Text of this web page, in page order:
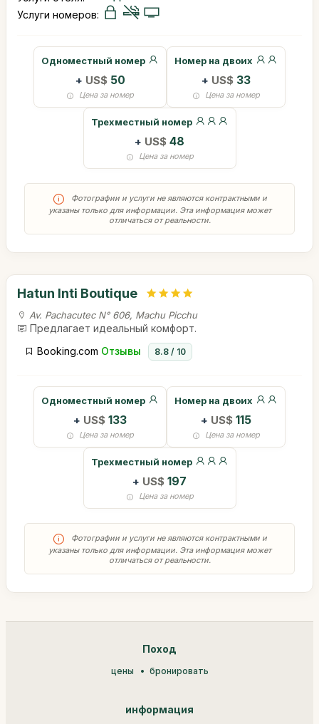
Услуги номеров:
Одноместный номер
+ US$ 50
Цена за номер
Номер на двоих
+ US$ 33
Цена за номер
Трехместный номер
+ US$ 48
Цена за номер
Фотографии и услуги не являются контрактными и
указаны только для информации. Эта информация может
отличаться от реальности.
Hatun Inti Boutique
Av. Pachacutec N° 606, Machu Picchu
Предлагает идеальный комфорт.
Booking.com Отзывы 8.8 / 10
Одноместный номер
+ US$ 133
Цена за номер
Номер на двоих
+ US$ 115
Цена за номер
Трехместный номер
+ US$ 197
Цена за номер
Фотографии и услуги не являются контрактными и
указаны только для информации. Эта информация может
отличаться от реальности.
Поход
цены бронировать
информация